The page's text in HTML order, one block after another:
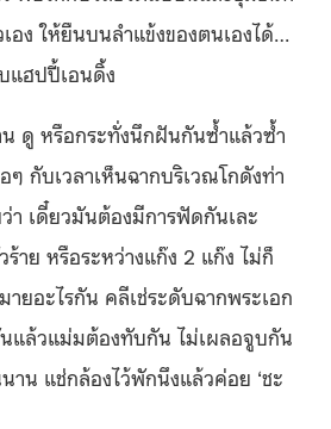
ง ให้ยืนบนลำแข้งของตนเองได้…
แฮปปี้เอนดิ้ง
ดู หรือกระทั่งนึกฝันกันซ้ำแล้วซ้ำ
กับเวลาเห็นฉากบริเวณโกดังท่า
า เดี๋ยวมันต้องมีการฟัดกันเละ
ร้าย หรือระหว่างแก๊ง 2 แก๊ง ไม่ก็
ยอะไรกัน คลีเช่ระดับฉากพระเอก
แล้วแม่มต้องทับกัน ไม่เผลอจูบกัน
าน แช่กล้องไว้พักนึงแล้วค่อย ‘ชะ